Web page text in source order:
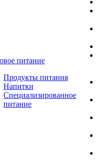
питание
Продукты питания
Напитки
Специализированное
питание